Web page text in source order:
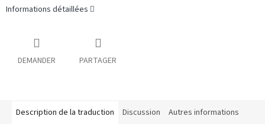
Informations détaillées
DEMANDER PARTAGER
Description de la traduction Discussion Autres informations